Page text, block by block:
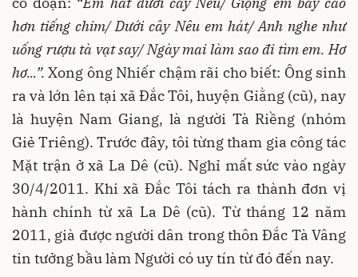
hơn tiếng chim/ Dưới cây Nêu em hát/ Anh nghe như
uống rượu tà vạt say/ Ngày mai làm sao đi tìm em. Hơ
hơ...”. Xong ông Nhiếr chậm rãi cho biết: Ông sinh
ra và lớn lên tại xã Đắc Tôi, huyện Giằng (cũ), nay
là huyện Nam Giang, là người Tà Riềng (nhóm
Giẻ Triêng). Trước đây, tôi từng tham gia công tác
Mặt trận ở xã La Dê (cũ). Nghỉ mất sức vào ngày
30/4/2011. Khi xã Đắc Tôi tách ra thành đơn vị
hành chính từ xã La Dê (cũ). Từ tháng 12 năm
2011, già được người dân trong thôn Đắc Tà Vâng
tin tưởng bầu làm Người có uy tín từ đó đến nay.